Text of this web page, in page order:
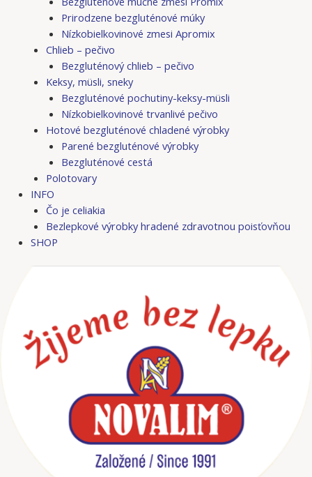
Prirodzene bezgluténové múky
Nízkobielkovinové zmesi Apromix
Chlieb – pečivo
Bezgluténový chlieb – pečivo
Keksy, müsli, sneky
Bezgluténové pochutiny-keksy-müsli
Nízkobielkovinové trvanlivé pečivo
Hotové bezgluténové chladené výrobky
Parené bezgluténové výrobky
Bezgluténové cestá
Polotovary
INFO
Čo je celiakia
Bezlepkové výrobky hradené zdravotnou poisťovňou
SHOP